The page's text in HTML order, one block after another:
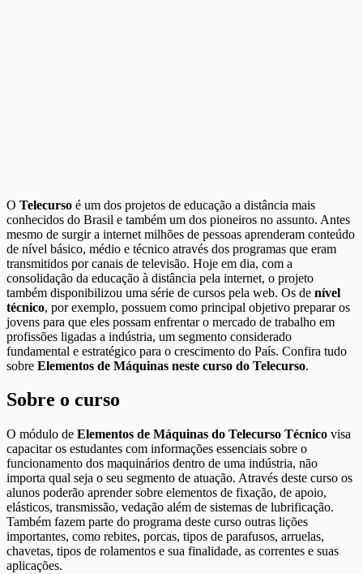
O Telecurso é um dos projetos de educação a distância mais
conhecidos do Brasil e também um dos pioneiros no assunto. Antes
mesmo de surgir a internet milhões de pessoas aprenderam conteúdo
de nível básico, médio e técnico através dos programas que eram
transmitidos por canais de televisão. Hoje em dia, com a
consolidação da educação à distância pela internet, o projeto
também disponibilizou uma série de cursos pela web. Os de nível
técnico, por exemplo, possuem como principal objetivo preparar os
jovens para que eles possam enfrentar o mercado de trabalho em
profissões ligadas a indústria, um segmento considerado
fundamental e estratégico para o crescimento do País. Confira tudo
sobre Elementos de Máquinas neste curso do Telecurso.
Sobre o curso
O módulo de Elementos de Máquinas do Telecurso Técnico visa
capacitar os estudantes com informações essenciais sobre o
funcionamento dos maquinários dentro de uma indústria, não
importa qual seja o seu segmento de atuação. Através deste curso os
alunos poderão aprender sobre elementos de fixação, de apoio,
elásticos, transmissão, vedação além de sistemas de lubrificação.
Também fazem parte do programa deste curso outras lições
importantes, como rebites, porcas, tipos de parafusos, arruelas,
chavetas, tipos de rolamentos e sua finalidade, as correntes e suas
aplicações.